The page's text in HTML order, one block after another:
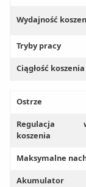
Wydajność
Tryby pracy
Ciągłość koszenia
Ostrze
Regulacja
koszenia
Maksymalne
Akumulator